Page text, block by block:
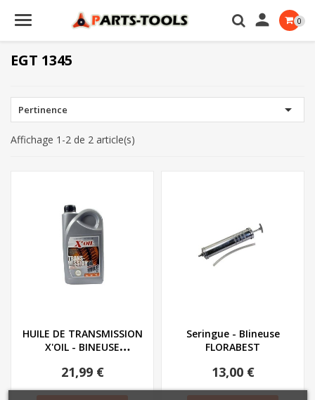
 0
EGT 1345
Pertinence 
Affichage 1-2 de 2 article(s)
HUILE DE TRANSMISSION
X'OIL - BINEUSE
21,99 €
Seringue - BIineuse
FLORABEST
13,00 €